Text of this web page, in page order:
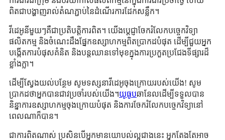
ពិតជាបង្ហាញរាល់តំណភ្ជាប់នៃដំណើរការដែកសន្លឹក។
វីដេអូនីមួយៗគឺជាប្រតិបត្តិការពិត។ យើងប្តេជ្ញាចែករំលែកបច្ចេកវិទ្យា
ផលិតកម្ម និងចំណេះដឹងផ្នែកឧស្សាហកម្មពិតប្រាកដបំផុត ដើម្បីជួយអ្នក
បង្កើតការបំផុសគំនិត និងបន្តឈានទៅមុខក្នុងការប្រកួតប្រជែងទីផ្សារដ៏
ខ្លាំងក្លា។
ដើម្បីស្វែងយល់បន្ថែម សូមទស្សនាវីដេអូចុងក្រោយរបស់យើង! សូម
ប្រាកដថាអ្នកបានជាវប្រចាំរបស់យើង។យូធូបឆានែលដើម្បីទទួលបាន
និន្នាការឧស្សាហកម្មចុងក្រោយបំផុត និងការចែករំលែកបច្ចេកវិទ្យានៅ
ពេលណាក៏បាន។
ជា​ការ​ពិត​ណាស់ ប្រសិន​បើ​អ្នក​មាន​យោបល់​ល្អ​ជាង​នេះ អ្នក​តែងតែ​អាច​